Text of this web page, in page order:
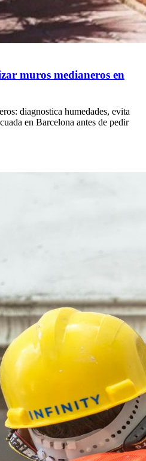
muros medianeros en
diagnostica humedades, evita
en Barcelona antes de pedir